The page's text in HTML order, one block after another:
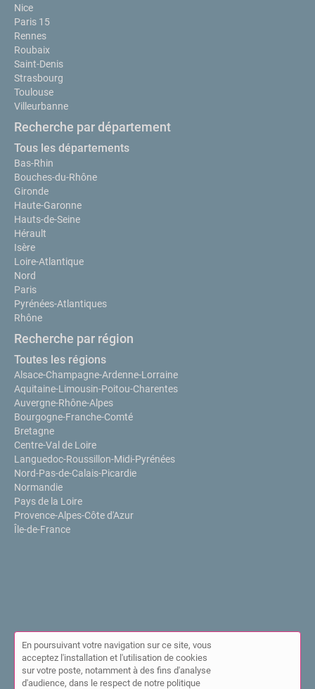
Nice
Paris 15
Rennes
Roubaix
Saint-Denis
Strasbourg
Toulouse
Villeurbanne
Recherche par département
Tous les départements
Bas-Rhin
Bouches-du-Rhône
Gironde
Haute-Garonne
Hauts-de-Seine
Hérault
Isère
Loire-Atlantique
Nord
Paris
Pyrénées-Atlantiques
Rhône
Recherche par région
Toutes les régions
Alsace-Champagne-Ardenne-Lorraine
Aquitaine-Limousin-Poitou-Charentes
Auvergne-Rhône-Alpes
Bourgogne-Franche-Comté
Bretagne
Centre-Val de Loire
Languedoc-Roussillon-Midi-Pyrénées
Nord-Pas-de-Calais-Picardie
Normandie
Pays de la Loire
Provence-Alpes-Côte d'Azur
Île-de-France
© Annuaire de l'IPPP 2026 |Plan du site|Mon compte
En poursuivant votre navigation sur ce site, vous
acceptez l'installation et l'utilisation de cookies
sur votre poste, notamment à des fins d'analyse
d'audience, dans le respect de notre politique